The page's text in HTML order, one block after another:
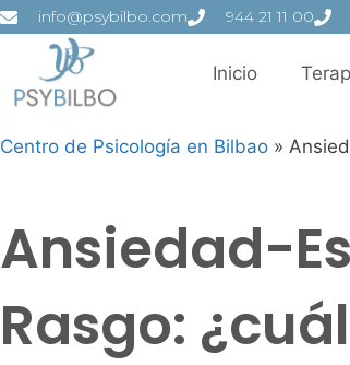
info@psybilbo.com 944 21 11 00
Inicio
Centro de Psicología en Bilbao »
Ansiedad-
Rasgo: